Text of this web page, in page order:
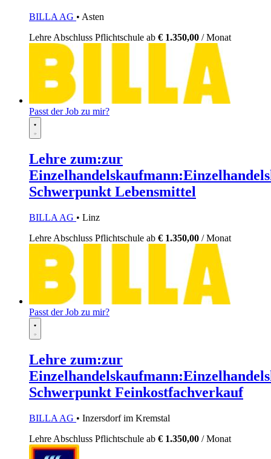
BILLA AG • Asten
LehreAbschluss Pflichtschule ab € 1.350,00 / Monat
Passt der Job zu mir?
Lehre zum:zur
Schwerpunkt Lebensmittel
BILLA AG • Linz
Lehre Abschluss Pflichtschule ab € 1.350,00 / Monat
Passt der Job zu mir?
Lehre zum:zur
Schwerpunkt Feinkostfachverkauf
BILLA AG • Inzersdorf im Kremstal
Lehre Abschluss Pflichtschule ab € 1.350,00 / Monat